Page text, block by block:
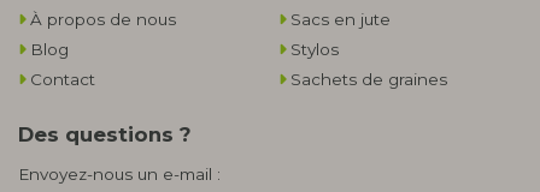
À propos de nous
Blog
Contact
Sacs en jute
Stylos
Sachets de graines
Des questions ?
Envoyez-nous un e-mail :